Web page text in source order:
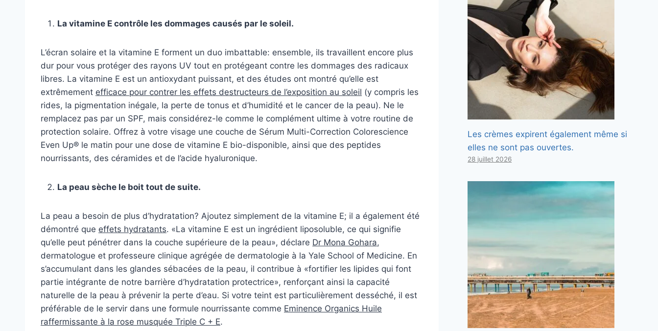
La vitamine E contrôle les dommages causés par le soleil.
L’écran solaire et la vitamine E forment un duo imbattable: ensemble, ils travaillent encore plus
dur pour vous protéger des rayons UV tout en protégeant contre les dommages des radicaux
libres. La vitamine E est un antioxydant puissant, et des études ont montré qu’elle est
extrêmement efficace pour contrer les effets destructeurs de l’exposition au soleil (y compris les
rides, la pigmentation inégale, la perte de tonus et d’humidité et le cancer de la peau). Ne le
remplacez pas par un SPF, mais considérez-le comme le complément ultime à votre routine de
protection solaire. Offrez à votre visage une couche de Sérum Multi-Correction Colorescience
Even Up® le matin pour une dose de vitamine E bio-disponible, ainsi que des peptides
nourrissants, des céramides et de l’acide hyaluronique.
La peau sèche le boit tout de suite.
La peau a besoin de plus d’hydratation? Ajoutez simplement de la vitamine E; il a également été
démontré que effets hydratants. «La vitamine E est un ingrédient liposoluble, ce qui signifie
qu’elle peut pénétrer dans la couche supérieure de la peau», déclare Dr Mona Gohara,
dermatologue et professeure clinique agrégée de dermatologie à la Yale School of Medicine. En
s’accumulant dans les glandes sébacées de la peau, il contribue à «fortifier les lipides qui font
partie intégrante de notre barrière d’hydratation protectrice», renforçant ainsi la capacité
naturelle de la peau à prévenir la perte d’eau. Si votre teint est particulièrement desséché, il est
préférable de le servir dans une formule nourrissante comme Eminence Organics Huile
raffermissante à la rose musquée Triple C + E.
Les crèmes expirent également même si
elles ne sont pas ouvertes.
28 juillet 2026